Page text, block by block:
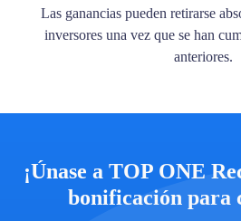
Las ganancias pueden retirarse
inversores una vez que se han
anteriores.
¡Únase a TOP ONE
bonificación para